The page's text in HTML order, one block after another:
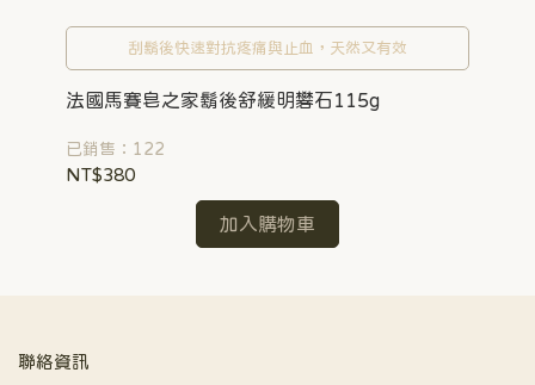
刮鬍後快速對抗疼痛與止血，天然又有效
法國馬賽皂之家鬍後舒緩明礬石115g
已銷售：122
NT$380
加入購物車
聯絡資訊